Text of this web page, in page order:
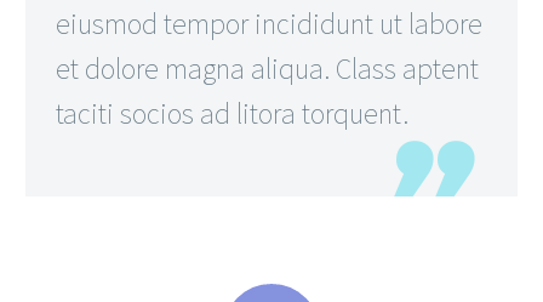
eiusmod tempor incididunt ut labore
et dolore magna aliqua. Class aptent
taciti socios ad litora torquent.